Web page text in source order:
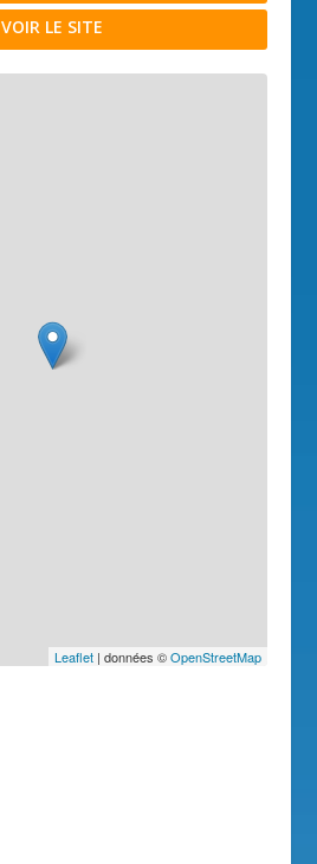
VOIR LE SITE
Leaflet| données ©OpenStreetMap